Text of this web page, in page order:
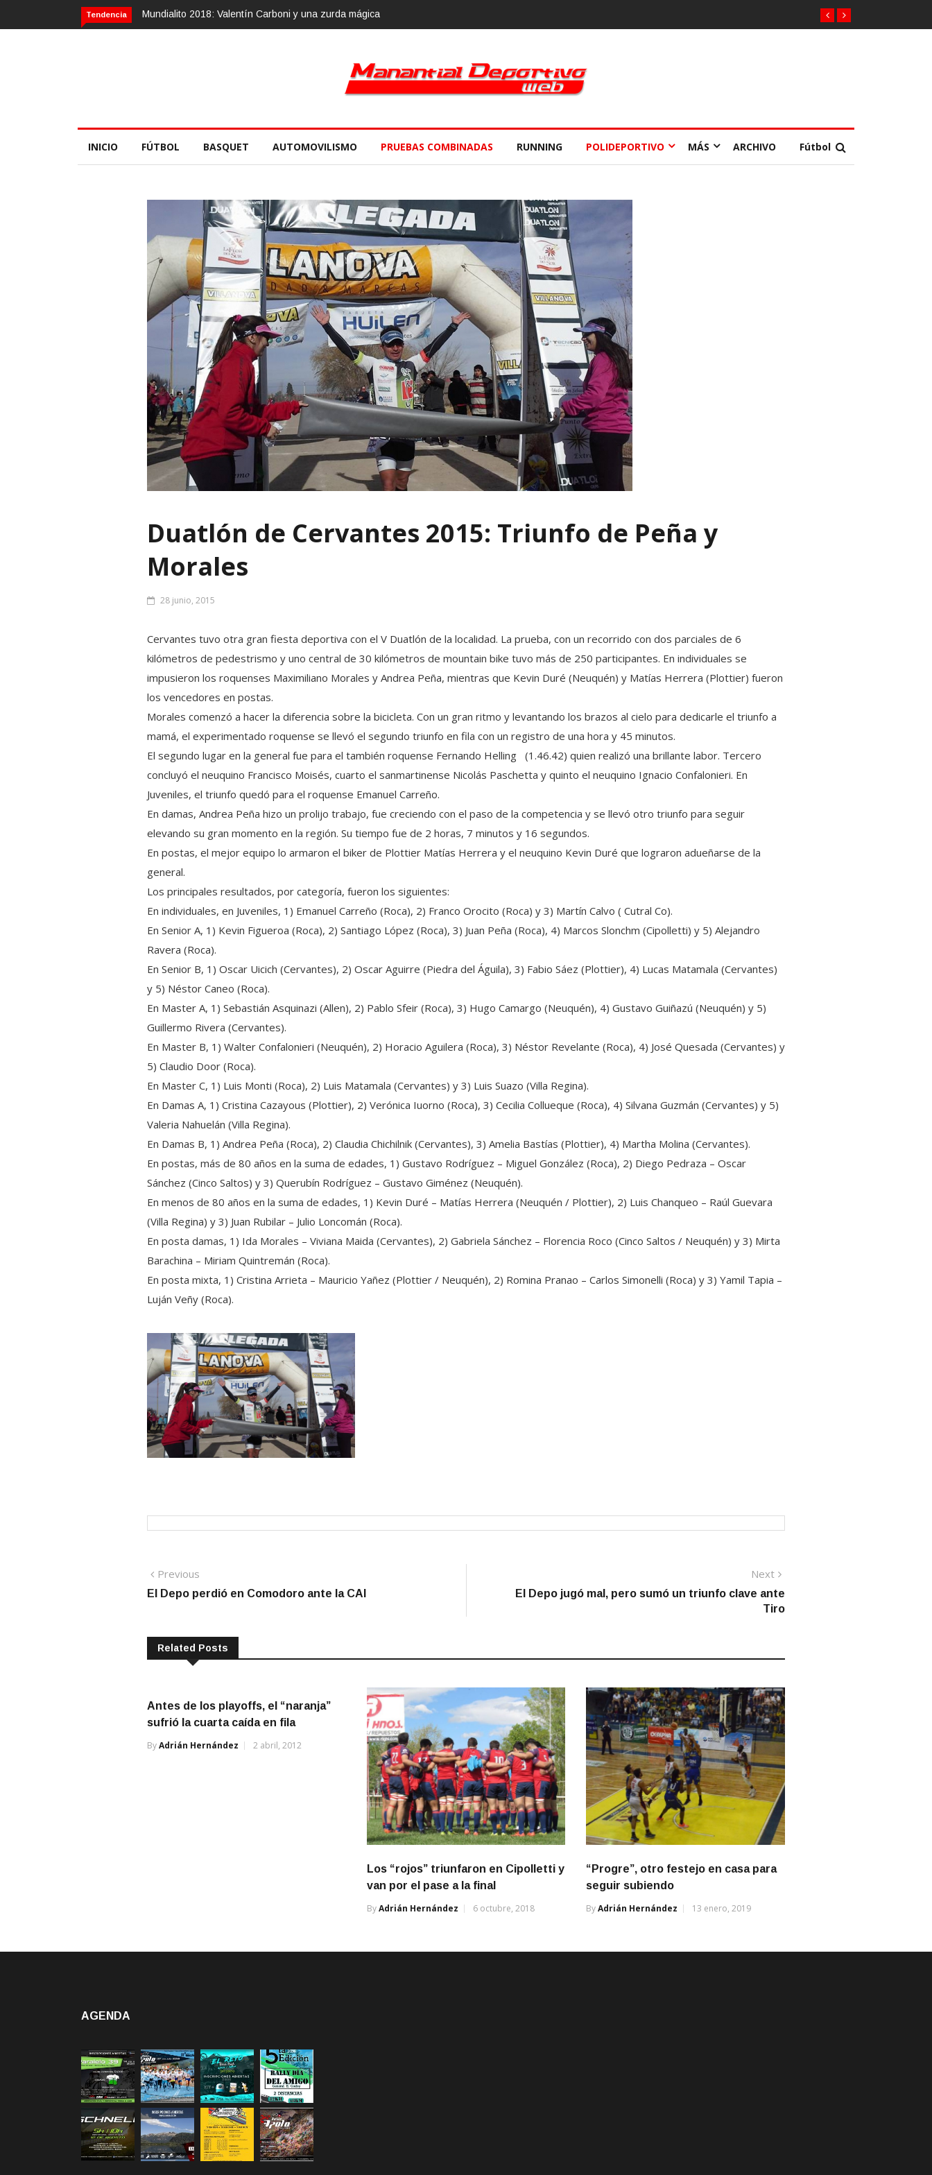
Tendencia
Valentín Carboni y una zurda mágicaCalvario Race 2018, 10 de noviembre
INICIO FÚTBOL BASQUET AUTOMOVILISMO PRUEBAS COMBINADAS RUNNING POLIDEPORTIVO MÁS ARCHIVO Fútbol
Duatlón de Cervantes 2015: Triunfo de Peña y
Morales
28 junio, 2015
Cervantes tuvo otra gran fiesta deportiva con el V Duatlón de la localidad. La prueba, con un recorrido con dos parciales de 6
kilómetros de pedestrismo y uno central de 30 kilómetros de mountain bike tuvo más de 250 participantes. En individuales se
impusieron los roquenses Maximiliano Morales y Andrea Peña, mientras que Kevin Duré (Neuquén) y Matías Herrera (Plottier) fueron
los vencedores en postas.
Morales comenzó a hacer la diferencia sobre la bicicleta. Con un gran ritmo y levantando los brazos al cielo para dedicarle el triunfo a
mamá, el experimentado roquense se llevó el segundo triunfo en fila con un registro de una hora y 45 minutos.
El segundo lugar en la general fue para el también roquense Fernando Helling (1.46.42) quien realizó una brillante labor. Tercero
concluyó el neuquino Francisco Moisés, cuarto el sanmartinense Nicolás Paschetta y quinto el neuquino Ignacio Confalonieri. En
Juveniles, el triunfo quedó para el roquense Emanuel Carreño.
En damas, Andrea Peña hizo un prolijo trabajo, fue creciendo con el paso de la competencia y se llevó otro triunfo para seguir
elevando su gran momento en la región. Su tiempo fue de 2 horas, 7 minutos y 16 segundos.
En postas, el mejor equipo lo armaron el biker de Plottier Matías Herrera y el neuquino Kevin Duré que lograron adueñarse de la
general.
Los principales resultados, por categoría, fueron los siguientes:
En individuales, en Juveniles, 1) Emanuel Carreño (Roca), 2) Franco Orocito (Roca) y 3) Martín Calvo ( Cutral Co).
En Senior A, 1) Kevin Figueroa (Roca), 2) Santiago López (Roca), 3) Juan Peña (Roca), 4) Marcos Slonchm (Cipolletti) y 5) Alejandro
Ravera (Roca).
En Senior B, 1) Oscar Uicich (Cervantes), 2) Oscar Aguirre (Piedra del Águila), 3) Fabio Sáez (Plottier), 4) Lucas Matamala (Cervantes)
y 5) Néstor Caneo (Roca).
En Master A, 1) Sebastián Asquinazi (Allen), 2) Pablo Sfeir (Roca), 3) Hugo Camargo (Neuquén), 4) Gustavo Guiñazú (Neuquén) y 5)
Guillermo Rivera (Cervantes).
En Master B, 1) Walter Confalonieri (Neuquén), 2) Horacio Aguilera (Roca), 3) Néstor Revelante (Roca), 4) José Quesada (Cervantes) y
5) Claudio Door (Roca).
En Master C, 1) Luis Monti (Roca), 2) Luis Matamala (Cervantes) y 3) Luis Suazo (Villa Regina).
En Damas A, 1) Cristina Cazayous (Plottier), 2) Verónica Iuorno (Roca), 3) Cecilia Collueque (Roca), 4) Silvana Guzmán (Cervantes) y 5)
Valeria Nahuelán (Villa Regina).
En Damas B, 1) Andrea Peña (Roca), 2) Claudia Chichilnik (Cervantes), 3) Amelia Bastías (Plottier), 4) Martha Molina (Cervantes).
En postas, más de 80 años en la suma de edades, 1) Gustavo Rodríguez – Miguel González (Roca), 2) Diego Pedraza – Oscar
Sánchez (Cinco Saltos) y 3) Querubín Rodríguez – Gustavo Giménez (Neuquén).
En menos de 80 años en la suma de edades, 1) Kevin Duré – Matías Herrera (Neuquén / Plottier), 2) Luis Chanqueo – Raúl Guevara
(Villa Regina) y 3) Juan Rubilar – Julio Loncomán (Roca).
En posta damas, 1) Ida Morales – Viviana Maida (Cervantes), 2) Gabriela Sánchez – Florencia Roco (Cinco Saltos / Neuquén) y 3) Mirta
Barachina – Miriam Quintremán (Roca).
En posta mixta, 1) Cristina Arrieta – Mauricio Yañez (Plottier / Neuquén), 2) Romina Pranao – Carlos Simonelli (Roca) y 3) Yamil Tapia –
Luján Veñy (Roca).
Navegación
de
Previous
post:
El Depo perdió en Comodoro ante la CAI
Next
El Depo jugó mal, pero sumó un triunfo clave ante
Tiro
Related Posts
Antes de los playoffs, el “naranja”
sufrió la cuarta caída en fila
ByAdrián Hernández 2 abril, 2012
Los “rojos” triunfaron en Cipolletti y
van por el pase a la final
ByAdrián Hernández 6 octubre, 2018
“Progre”, otro festejo en casa para
seguir subiendo
ByAdrián Hernández 13 enero, 2019
AGENDA